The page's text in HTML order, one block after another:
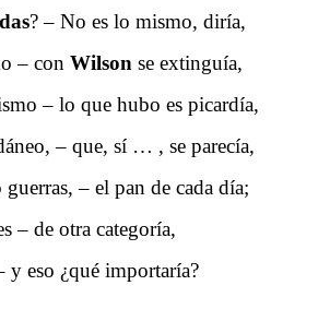
? – No es lo mismo, diría,
– con Wilson se extinguía,
– lo que hubo es picardía,
– que, sí … , se parecía,
– el pan de cada día;
– de otra categoría,
y eso ¿qué importaría?